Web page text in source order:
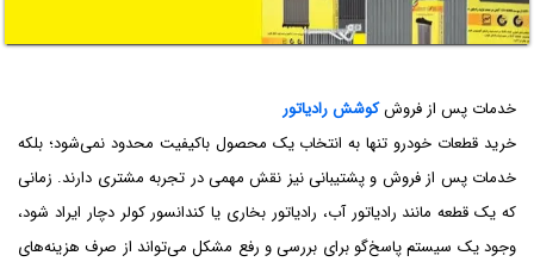
خدمات پس از فروشکوشش رادیاتور
خرید قطعات خودرو تنها به انتخاب یک محصول باکیفیت محدود نمی‌شود؛ بلکه
خدمات پس از فروش و پشتیبانی نیز نقش مهمی در تجربه مشتری دارند. زمانی
که یک قطعه مانند رادیاتور آب، رادیاتور بخاری یا کندانسور کولر دچار ایراد شود،
وجود یک سیستم پاسخ‌گو برای بررسی و رفع مشکل می‌تواند از صرف هزینه‌های